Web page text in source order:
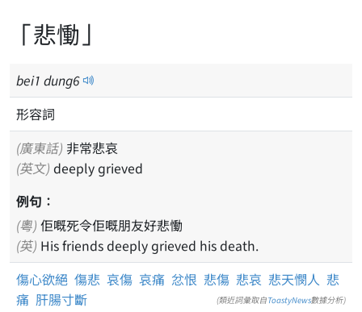
「悲慟」
bei1 dung6
形容詞
(廣東話) 非常悲哀
(英文) deeply grieved
例句：
(粵) 佢嘅死令佢嘅朋友好悲慟
(英) His friends deeply grieved his death.
傷心欲絕 傷悲 哀傷 哀痛 忿恨 悲傷 悲哀 悲天憫人 悲
痛 肝腸寸斷 (類近詞彙取自ToastyNews數據分析)